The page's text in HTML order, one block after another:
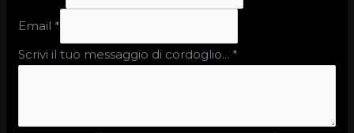
Email *
Scrivi il tuo messaggio di cordoglio... *